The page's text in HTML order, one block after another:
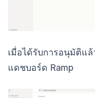
เมื่อได้รับการอนุมัติแ
แดชบอร์ด Ramp